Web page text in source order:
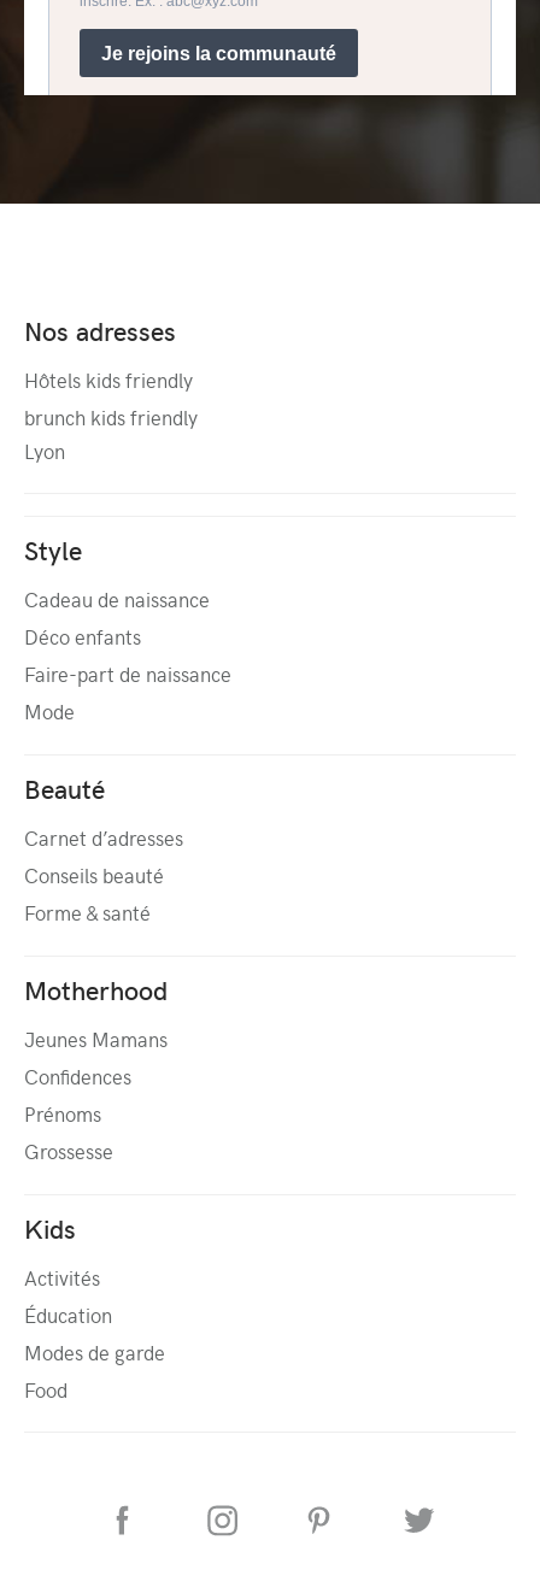
Nos adresses
Hôtels kids friendly
brunch kids friendly
Lyon
Style
Cadeau de naissance
Déco enfants
Faire-part de naissance
Mode
Beauté
Carnet d’adresses
Conseils beauté
Forme & santé
Motherhood
Jeunes Mamans
Confidences
Prénoms
Grossesse
Kids
Activités
Éducation
Modes de garde
Food